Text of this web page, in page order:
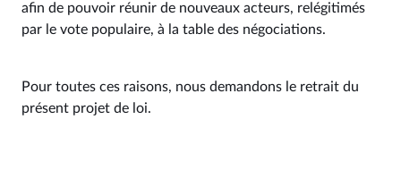
afin de pouvoir réunir de nouveaux acteurs, relégitimés
par le vote populaire, à la table des négociations.
Pour toutes ces raisons, nous demandons le retrait du
présent projet de loi.